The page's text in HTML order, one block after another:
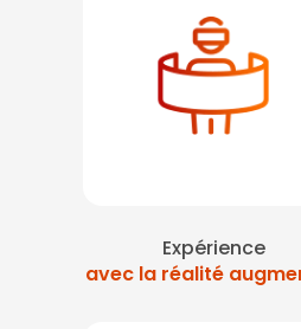
Expérience
avec la réalité